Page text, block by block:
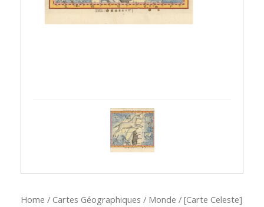
Home / Cartes Géographiques / Monde / [Carte Celeste]